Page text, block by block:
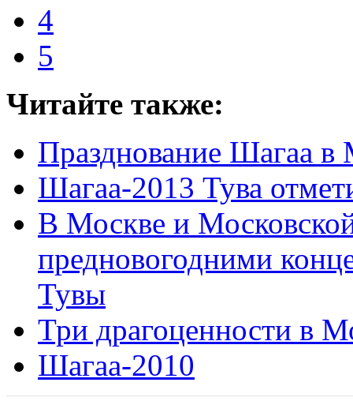
4
5
Читайте также:
Празднование Шагаа в
Шагаа-2013 Тува
В Москве и
предновогодними
Тувы
Три драгоценности в
Шагаа-2010